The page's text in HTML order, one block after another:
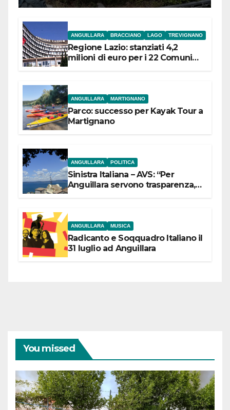
ANGUILLARA BRACCIANO LAGO TREVIGNANO
Regione Lazio: stanziati 4,2
milioni di euro per i 22 Comuni
ANGUILLARA MARTIGNANO
Parco: successo per Kayak Tour a
Martignano
ANGUILLARA POLITICA
Sinistra Italiana – AVS: “Per
Anguillara servono trasparenza,
ANGUILLARA MUSICA
Radicanto e Soqquadro Italiano il
31 luglio ad Anguillara
You missed